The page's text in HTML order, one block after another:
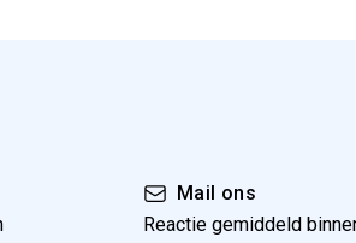
Mail ons
Reactie gemiddeld